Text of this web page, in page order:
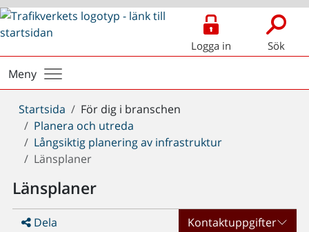
Logga in Sök
Meny
Du
är
här:
Startsida
För dig i branschen
Planera och utreda
Långsiktig planering av infrastruktur
Länsplaner
Länsplaner
Dela Kontaktuppgifter